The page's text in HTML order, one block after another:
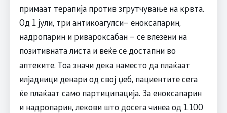
примаат терапија против згрутчување на крвта.
Од 1 јули, три антикоагулси– еноксапарин,
надропарин и ривароксабан – се влезени на
позитивната листа и веќе се достапни во
аптеките. Тоа значи дека наместо да плаќаат
илјадници денари од свој џеб, пациентите сега
ќе плаќаат само партиципација. За еноксапарин
и надропарин, лекови што досега чинеа од 1.100